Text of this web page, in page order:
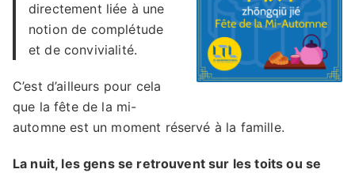
directement liée à une
notion de complétude
et de convivialité.
C’est d’ailleurs pour cela
que la fête de la mi-
automne est un moment réservé à la famille.
La nuit, les gens se retrouvent sur les toits ou se